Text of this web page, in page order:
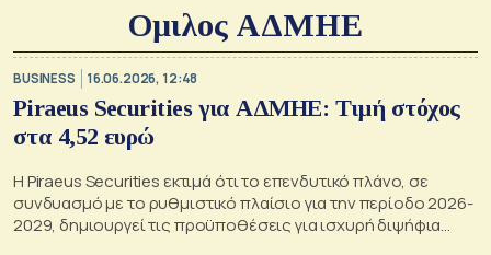
Ομιλος ΑΔΜΗΕ
BUSINESS 16.06.2026, 12:48
Piraeus Securities για ΑΔΜΗΕ: Τιμή στόχος
στα 4,52 ευρώ
Η Piraeus Securities εκτιμά ότι το επενδυτικό πλάνο, σε
συνδυασμό με το ρυθμιστικό πλαίσιο για την περίοδο 2026-
2029, δημιουργεί τις προϋποθέσεις για ισχυρή διψήφια